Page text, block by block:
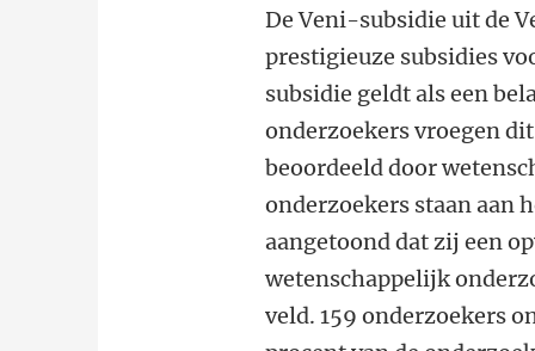
De Veni-subsidie uit de
prestigieuze subsidies
subsidie geldt als een
onderzoekers vroegen
beoordeeld door
onderzoekers staan aan
aangetoond dat zij een
wetenschappelijk
veld. 159 onderzoekers